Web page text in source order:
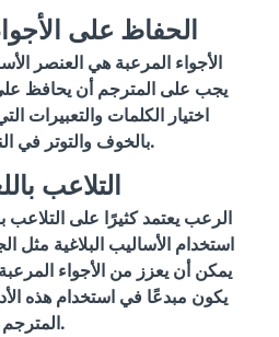
2. الحفاظ على
الأجواء المرعبة هي العنصر
يجب على المترجم أن يحافظ
اختيار الكلمات والتعبيرات
بالخوف والتوتر في النص المترجم.
3. التلاعب
الرعب يعتمد كثيرًا على التلاعب
استخدام الأساليب البلاغية مثل
يمكن أن يعزز من الأجواء
يكون مبدعًا في استخدام هذه
المترجم.